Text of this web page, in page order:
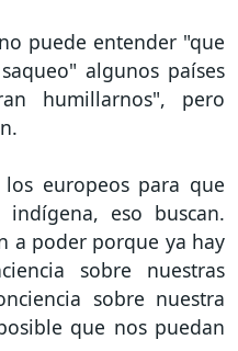
puede entender "que
algunos países
humillarnos", pero
los europeos para que
eso buscan.
a poder porque ya hay
sobre nuestras
sobre nuestra
que nos puedan